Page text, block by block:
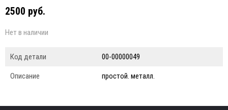
2500 руб.
Нет в наличии
Код детали 00-00000049
Описание простой. металл.